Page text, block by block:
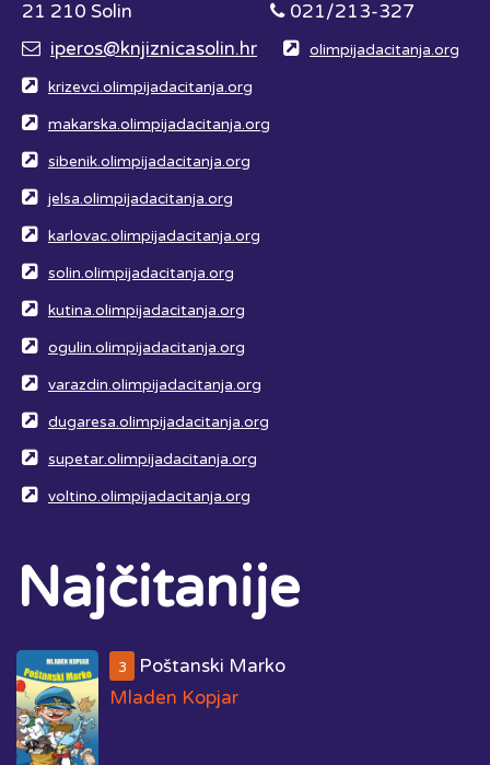
21 210 Solin
021/213-327
iperos@knjiznicasolin.hr
olimpijadacitanja.org
krizevci.olimpijadacitanja.org
makarska.olimpijadacitanja.org
sibenik.olimpijadacitanja.org
jelsa.olimpijadacitanja.org
karlovac.olimpijadacitanja.org
solin.olimpijadacitanja.org
kutina.olimpijadacitanja.org
ogulin.olimpijadacitanja.org
varazdin.olimpijadacitanja.org
dugaresa.olimpijadacitanja.org
supetar.olimpijadacitanja.org
voltino.olimpijadacitanja.org
Najčitanije
3
Poštanski Marko
Mladen Kopjar